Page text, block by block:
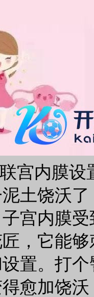
宫内膜
土饶沃
宫内膜
，它能
置。打
愈加饶